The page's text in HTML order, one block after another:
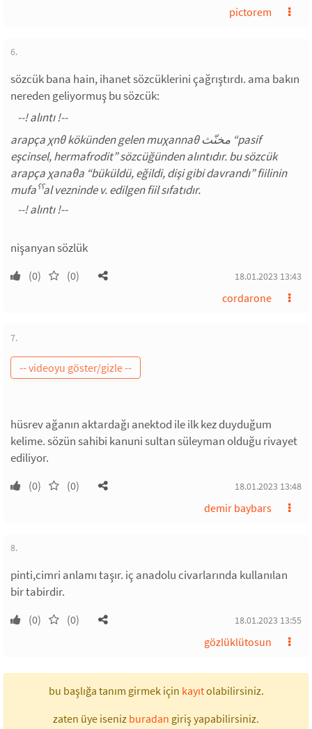
pictorem
6.
sözcük bana hain, ihanet sözcüklerini çağrıştırdı. ama bakın
nereden geliyormuş bu sözcük:
arapça χnθ kökünden gelen muχannaθ مخنّث “pasif
eşcinsel, hermafrodit” sözcüğünden alıntıdır. bu sözcük
arapça χanaθa “büküldü, eğildi, dişi gibi davrandı” fiilinin
mufaˁˁal vezninde v. edilgen fiil sıfatıdır.
nişanyan sözlük
(0) (0) 18.01.2023 13:43
cordarone
7.
hüsrev ağanın aktardağı anektod ile ilk kez duyduğum
kelime. sözün sahibi kanuni sultan süleyman olduğu rivayet
ediliyor.
(0) (0) 18.01.2023 13:48
demir baybars
8.
pinti,cimri anlamı taşır. iç anadolu civarlarında kullanılan
bir tabirdir.
(0) (0) 18.01.2023 13:55
gözlüklütosun
bu başlığa tanım girmek için kayıtolabilirsiniz.
zaten üye iseniz buradan giriş yapabilirsiniz.